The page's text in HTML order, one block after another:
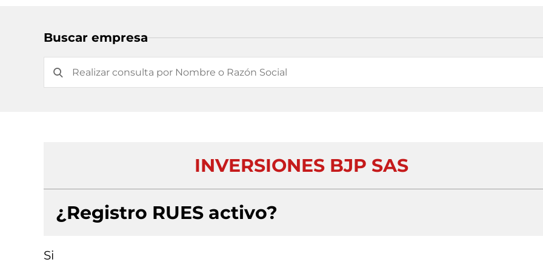
Buscar empresa
INVERSIONES BJP SAS
¿Registro RUES activo?
Si